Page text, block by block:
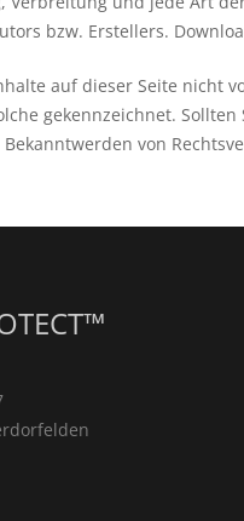
bzw. Erstellers.
auf dieser Seite nicht
gekennzeichnet.
Bekanntwerden von